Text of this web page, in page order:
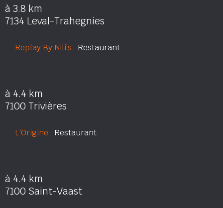
à 3.8 km
7134 Leval-Trahegnies
Replay By Nili's Restaurant
à 4.4 km
7100 Trivières
L'Origine Restaurant
à 4.4 km
7100 Saint-Vaast